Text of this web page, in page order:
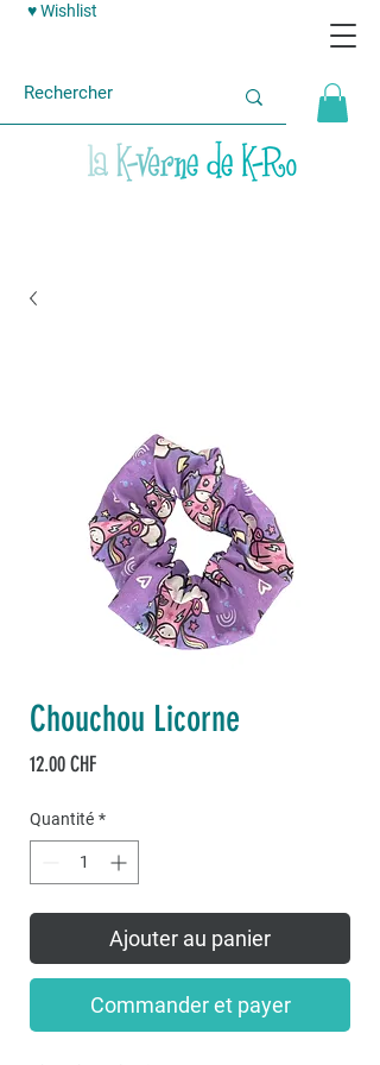
♥ Wishlist
Chouchou Licorne
12.00 CHFPrix
Quantité *
Ajouter au panier
Commander et payer